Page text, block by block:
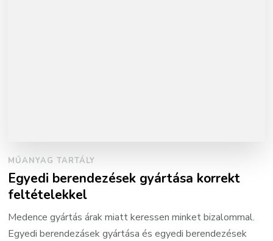
MŰANYAG TARTÁLY
Egyedi berendezések gyártása korrekt
feltételekkel
Medence gyártás árak miatt keressen minket bizalommal.
Egyedi berendezásek gyártása és egyedi berendezések